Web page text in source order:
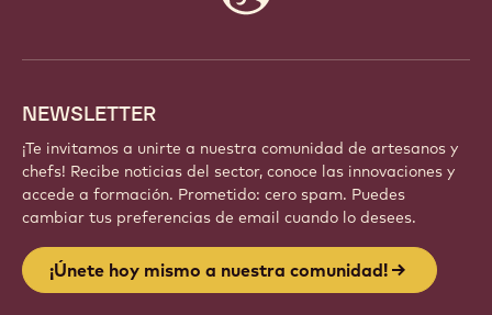
NEWSLETTER
¡Te invitamos a unirte a nuestra comunidad de artesanos y
chefs! Recibe noticias del sector, conoce las innovaciones y
accede a formación. Prometido: cero spam. Puedes
cambiar tus preferencias de email cuando lo desees.
¡Únete hoy mismo a nuestra comunidad!